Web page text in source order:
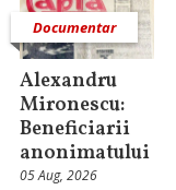
Documentar
Alexandru
Mironescu:
Beneficiarii
anonimatului
05 Aug, 2026